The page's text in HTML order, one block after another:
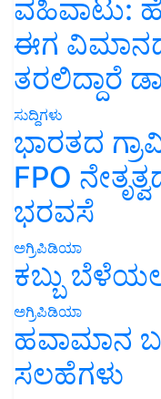
ವಹಿವಾಟು:
ಈಗ ವಿಮಾನದ
ತರಲಿದ್ದಾರೆ
ಸುದ್ದಿಗಳು
ಭಾರತದ
FPO
ಭರವಸೆ
ಅಗ್ರಿಪಿಡಿಯಾ
ಕಬ್ಬು
ಅಗ್ರಿಪಿಡಿಯಾ
ಹವಾಮಾನ
ಸಲಹೆಗಳು